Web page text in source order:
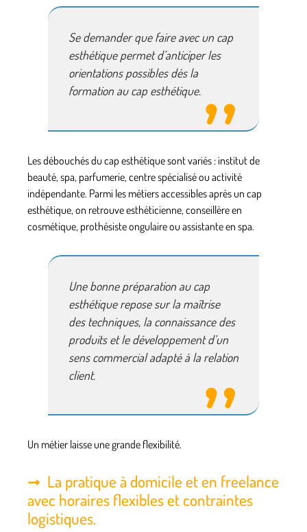
Se demanderque faire avec un cap
esthétiquepermet d’anticiper les
orientations possibles dès la
formation au cap esthétique.
Lesdébouchés du cap esthétiquesont variés : institut de
beauté, spa, parfumerie, centre spécialisé ou activité
indépendante. Parmi les métiers accessibles après un cap
esthétique, on retrouve esthéticienne, conseillère en
cosmétique, prothésiste ongulaire ou assistante en spa.
Une bonnepréparation au cap
esthétiquerepose sur la maîtrise
des techniques, la connaissance des
produits et le développement d’un
sens commercial adapté à la relation
client.
Un métier laisse une grande flexibilité.
La pratique à domicile et en freelance
avec horaires flexibles et contraintes
logistiques.